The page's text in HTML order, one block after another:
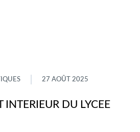
27 AOÛT 2025
INTERIEUR DU LYCEE